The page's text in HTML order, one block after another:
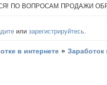
ПО ВОПРОСАМ ПРОДАЖИ
илизарегистрируйтесь.
в интернете » Заработок